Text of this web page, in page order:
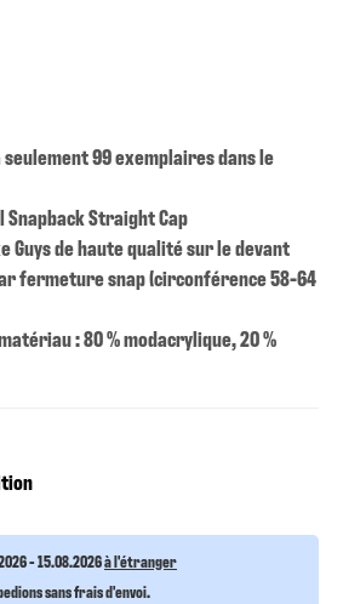
99 exemplaires dans le
Snapback Straight Cap
Guys de haute qualité sur le devant
fermeture snap (circonférence 58-64
: 80 % modacrylique, 20 %
- 15.08.2026à l'étranger
sans frais d'envoi.